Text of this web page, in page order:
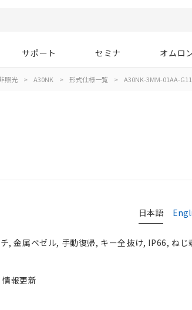
サポート セミナ オムロ
照光 > A30NK > 形式仕様一覧 > A30NK-3MM-01AA-
日本語
, 金属ベゼル, 手動復帰, キー全抜け, IP66, ねじ
報更新